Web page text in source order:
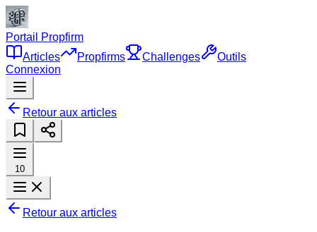
Portail Propfirm
Articles
Propfirms Challenges
Outils
Connexion
Retour aux articles
10
Retour aux articles